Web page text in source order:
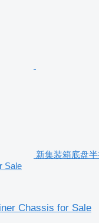
新集装箱底盘
Sale
Chassis for Sale